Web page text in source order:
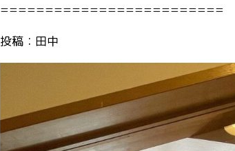
=========================
投稿：田中